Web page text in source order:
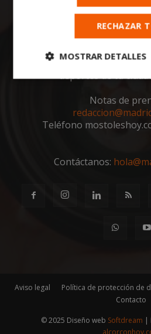
Todas las noticias
mostoleshoy.com.
toda la actualidad,
deportes de tu
Notas de
Teléfono
Contáctanos:
Aviso legal Política de protección de
Contacto
© 2025 Diseño web Softdream |
RECHAZAR
MOSTRAR DETALLES
Cookies
necesarias
Cookies no
Cookies de
Cookies de